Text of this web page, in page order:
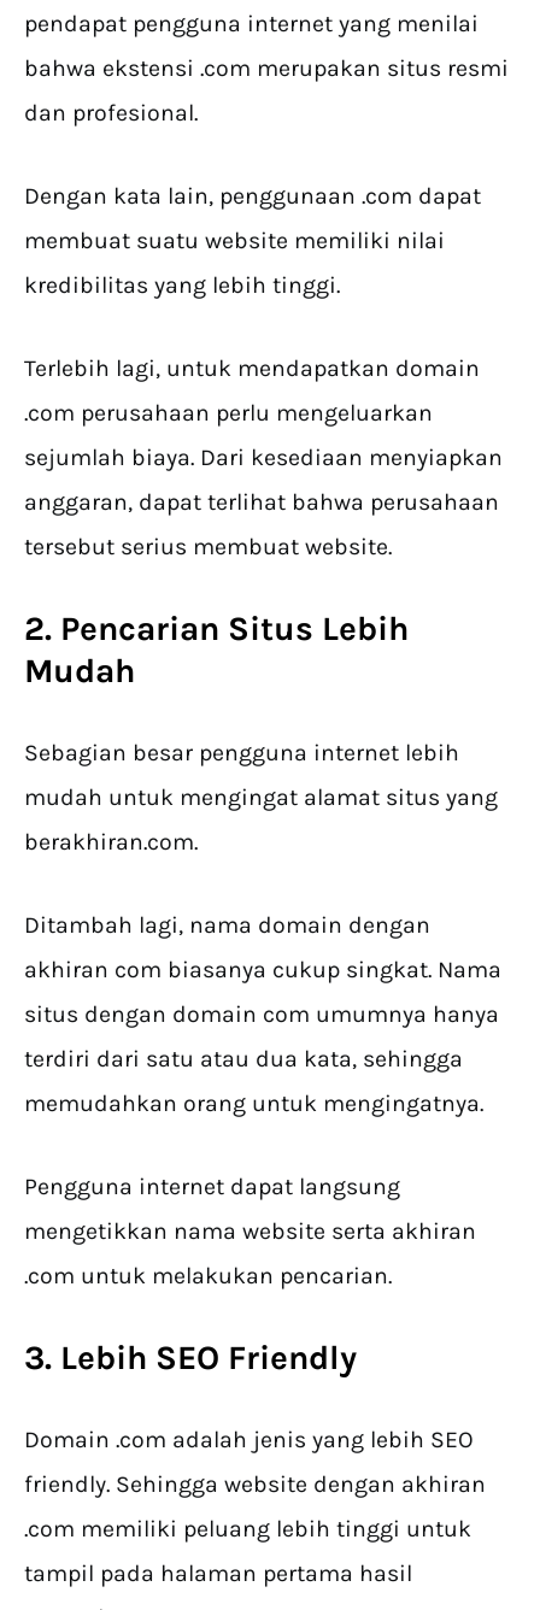
pendapat pengguna internet yang menilai
bahwa ekstensi .com merupakan situs resmi
dan profesional.
Dengan kata lain, penggunaan .com dapat
membuat suatu website memiliki nilai
kredibilitas yang lebih tinggi.
Terlebih lagi, untuk mendapatkan domain
.com perusahaan perlu mengeluarkan
sejumlah biaya. Dari kesediaan menyiapkan
anggaran, dapat terlihat bahwa perusahaan
tersebut serius membuat website.
2. Pencarian Situs Lebih
Mudah
Sebagian besar pengguna internet lebih
mudah untuk mengingat alamat situs yang
berakhiran.com.
Ditambah lagi, nama domain dengan
akhiran com biasanya cukup singkat. Nama
situs dengan domain com umumnya hanya
terdiri dari satu atau dua kata, sehingga
memudahkan orang untuk mengingatnya.
Pengguna internet dapat langsung
mengetikkan nama website serta akhiran
.com untuk melakukan pencarian.
3. Lebih SEO Friendly
Domain .com adalah jenis yang lebih SEO
friendly. Sehingga website dengan akhiran
.com memiliki peluang lebih tinggi untuk
tampil pada halaman pertama hasil